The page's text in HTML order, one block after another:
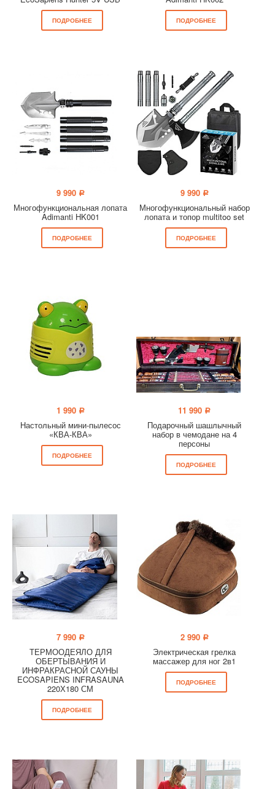
ПОДРОБНЕЕ ПОДРОБНЕЕ
9 990 a
Многофункциональная лопата
Adimanti HK001
ПОДРОБНЕЕ
9 990 a
Многофункциональный набор
лопата и топор multitoo set
ПОДРОБНЕЕ
1 990 a
Настольный мини-пылесос
«КВА-КВА»
ПОДРОБНЕЕ
11 990 a
Подарочный шашлычный
набор в чемодане на 4
персоны
ПОДРОБНЕЕ
7 990 a
ТЕРМООДЕЯЛО ДЛЯ
ОБЕРТЫВАНИЯ И
ИНФРАКРАСНОЙ САУНЫ
ECOSAPIENS INFRASAUNA
220Х180 СМ
ПОДРОБНЕЕ
2 990 a
Электрическая грелка
массажер для ног 2в1
ПОДРОБНЕЕ